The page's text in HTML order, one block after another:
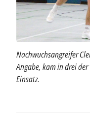
Nachwuchsangreifer
Angabe, kam in drei
Einsatz.